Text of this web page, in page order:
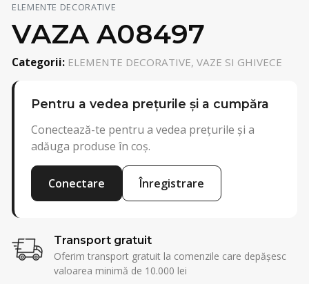
ELEMENTE DECORATIVE
VAZA A08497
Categorii: ELEMENTE DECORATIVE, VAZE SI GHIVECE
Pentru a vedea prețurile și a cumpăra
Conectează-te pentru a vedea prețurile și a
adăuga produse în coș.
Conectare Înregistrare
Transport gratuit
Oferim transport gratuit la comenzile care depășesc
valoarea minimă de 10.000 lei